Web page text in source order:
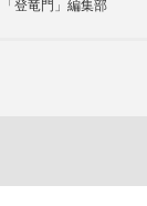
「登竜門」編集部